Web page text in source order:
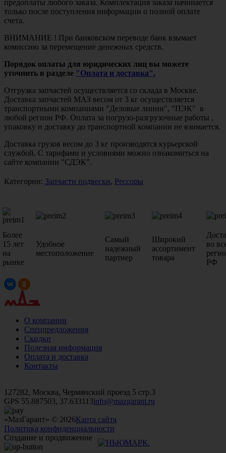
предоплаты любого заказа. Комплектация заказа начинается
только после поступления информации о полной оплате
счета.
ВНИМАНИЕ ! При банковском переводе банк взымает
комиссию за перемещение денежных средств.
Порядок оплаты для юридических лиц вы можете
уточнить в разделе "Оплата и доставка".
Отгрузка запчастей осуществляется со склада в Москве.
Доставка запчастей МАЗ весом от 3 кг осуществляется
транспортными компаниями "Деловые линии", "ПЭК" в
любой регион РФ. Оплата за погрузо-разгрузочные работы ,
упаковку и доставку до транспортной компании не взимается.
Доставка грузов весом до 3 кг производятся курьерской
службой. С тарифами и условиями можно ознакомиться на
сайте компании "СДЭК".
Категории: Запчасти подвески, Рессоры
Более
15 лет
на
рынке
Удобное
местоположение
Самый
надежный
партнер
Широкий
ассортимент
товара
во
РФ
О компании
Спецпредложения
Скидки
Полезная информация
Оплата и доставка
Контакты
127282, Москва, Чермянский проезд 5 стр.3
GPS 55.887503, 37.633113info@mazgarant.ru
«МазГарант» © 2026Карта сайта
Политика конфиденциальности
Создание и продвижение